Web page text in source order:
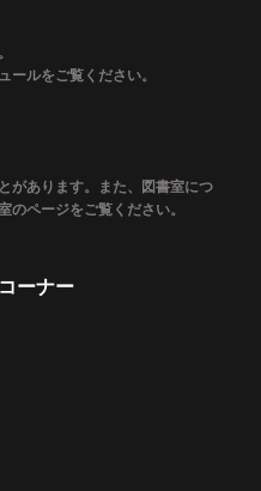
ールをご覧ください。
があります。また、図書室につ
のページをご覧ください。
ーナー